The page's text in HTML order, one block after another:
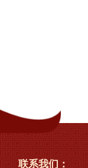
联系我们：